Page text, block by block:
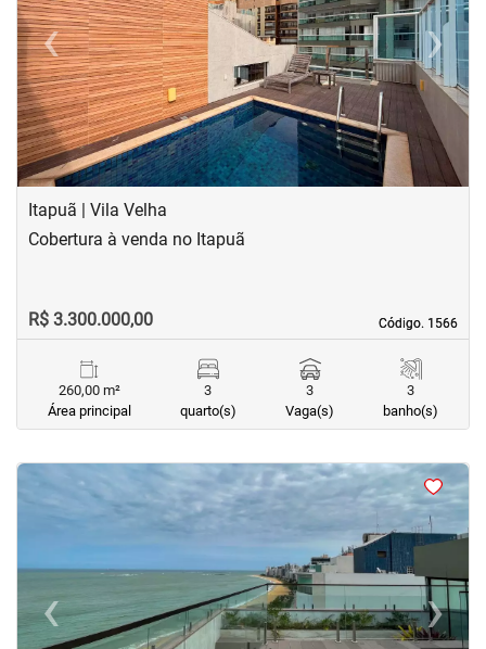
‹Previous ›Next
Itapuã | Vila Velha
Código. 1566
Código. 1566
Cobertura à venda no Itapuã
R$ 3.300.000,00
260,00 m²
Área principal
3
quarto(s)
3
Vaga(s)
3
banho(s)
<
‹Previous ›Next